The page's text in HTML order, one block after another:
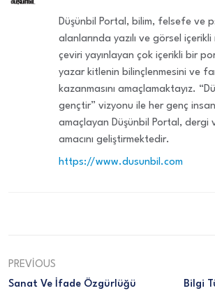
Düşünbil Portal, bilim, felsefe ve
alanlarında yazılı ve görsel
çeviri yayınlayan çok içerikli bir
yazar kitlenin bilinçlenmesini ve
kazanmasını amaçlamaktayız.
gençtir” vizyonu ile her genç
amaçlayan Düşünbil Portal, dergi
amacını geliştirmektedir.
https://www.dusunbil.com
PREVIOUS
Sanat Ve İfade Özgürlüğü
Bilgi